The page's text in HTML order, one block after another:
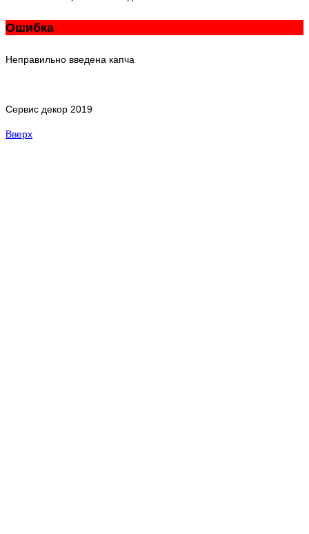
Ошибка
Неправильно введена капча
Сервис декор 2019
Вверх